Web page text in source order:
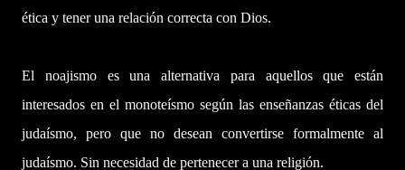
ética y tener una relación correcta con Dios.
El noajismo es una alternativa para aquellos que están
interesados en el monoteísmo según las enseñanzas éticas del
judaísmo, pero que no desean convertirse formalmente al
judaísmo. Sin necesidad de pertenecer a una religión.